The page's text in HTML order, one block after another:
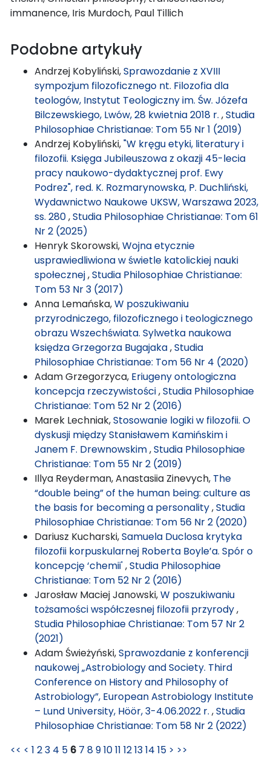
immanence, Iris Murdoch, Paul Tillich
Podobne artykuły
Andrzej Kobyliński,Sprawozdanie z XVIII
sympozjum filozoficznego nt. Filozofia dla
teologów, Instytut Teologiczny im. Św. Józefa
Bilczewskiego, Lwów, 28 kwietnia 2018 r. ,Studia
Philosophiae Christianae: Tom 55 Nr 1 (2019)
Andrzej Kobyliński,"W kręgu etyki, literatury i
filozofii. Księga Jubileuszowa z okazji 45-lecia
pracy naukowo-dydaktycznej prof. Ewy
Podrez", red. K. Rozmarynowska, P. Duchliński,
Wydawnictwo Naukowe UKSW, Warszawa 2023,
ss. 280,Studia Philosophiae Christianae: Tom 61
Nr 2 (2025)
Henryk Skorowski,Wojna etycznie
usprawiedliwiona w świetle katolickiej nauki
społecznej,Studia Philosophiae Christianae:
Tom 53 Nr 3 (2017)
Anna Lemańska,W poszukiwaniu
przyrodniczego, filozoficznego i teologicznego
obrazu Wszechświata. Sylwetka naukowa
księdza Grzegorza Bugajaka,Studia
Philosophiae Christianae: Tom 56 Nr 4 (2020)
Adam Grzegorzyca, Eriugeny ontologiczna
koncepcja rzeczywistości,Studia Philosophiae
Christianae: Tom 52 Nr 2 (2016)
Marek Lechniak,Stosowanie logiki w filozofii. O
dyskusji między Stanisławem Kamińskim i
Janem F. Drewnowskim,Studia Philosophiae
Christianae: Tom 55 Nr 2 (2019)
Illya Reyderman, Anastasiia Zinevych, The
“double being” of the human being: culture as
the basis for becoming a personality,Studia
Philosophiae Christianae: Tom 56 Nr 2 (2020)
Dariusz Kucharski,Samuela Duclosa krytyka
filozofii korpuskularnej Roberta Boyle’a. Spór o
koncepcję ‘chemii',Studia Philosophiae
Christianae: Tom 52 Nr 2 (2016)
Jarosław Maciej Janowski,W poszukiwaniu
tożsamości współczesnej filozofii przyrody,
Studia Philosophiae Christianae: Tom 57 Nr 2
(2021)
Adam Świeżyński,Sprawozdanie z konferencji
naukowej „Astrobiology and Society. Third
Conference on History and Philosophy of
Astrobiology”, European Astrobiology Institute
– Lund University, Höör, 3-4.06.2022 r. ,Studia
Philosophiae Christianae: Tom 58 Nr 2 (2022)
<< < 1 23 4 5 6 7 891011 121314 15 > >>